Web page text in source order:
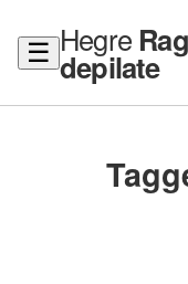
☰ Hegre
depilate